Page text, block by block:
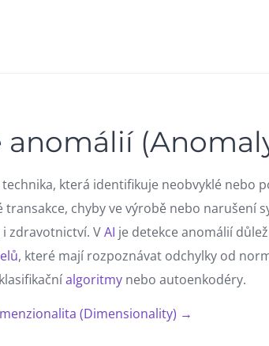
anomálií
která identifikuje neobvyklé nebo
chyby ve výrobě nebo narušení
zdravotnictví. VAI je detekce anomálií
, které mají rozpoznávat odchylky od
algoritmy nebo autoenkodéry.
(Dimensionality) →